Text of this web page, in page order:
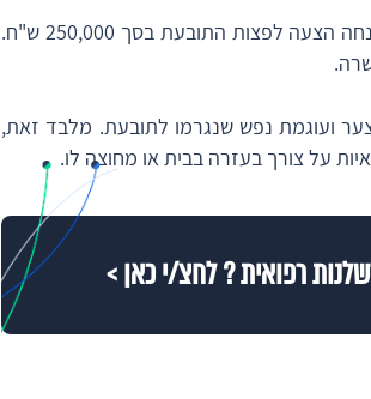
בהמלצת בית המשפט התקיימה ישיבת גישור במהלכה הונחה הצעה לפצות התובעת בסך 250,000 ש"ח.
ועוגמת נפש שנגרמו לתובעת. מלבד זאת,
על צורך בעזרה בבית או מחוצה לו.
רפואית ? לחצ/י כאן >